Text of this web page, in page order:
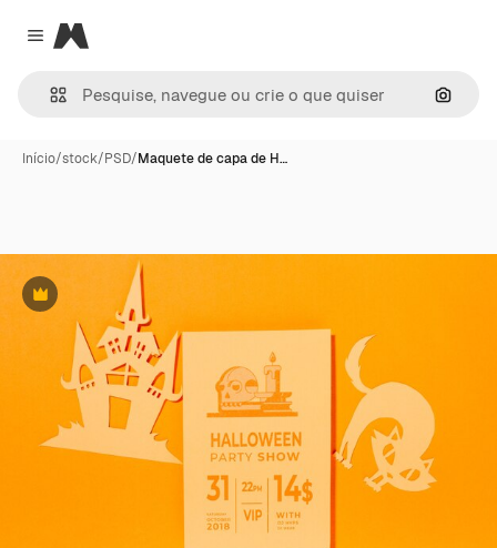
Close menu
Magnific
Início/stock/PSD/Maquete de capa de H…
Premium